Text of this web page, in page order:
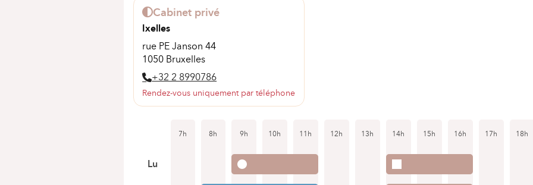
Cabinet privé
Ixelles
rue PE Janson 44
1050 Bruxelles
+32 2 8990786
Rendez-vous uniquement par téléphone
7h 8h 9h 10h 11h 12h 13h 14h 15h 16h 17h 18h
Lu